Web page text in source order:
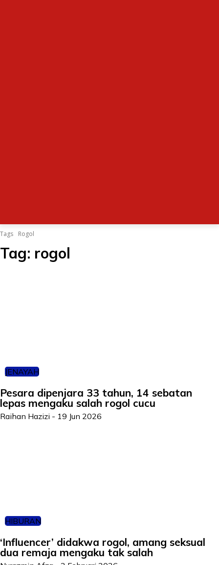
Tags Rogol
Tag: rogol
JENAYAH
Pesara dipenjara 33 tahun, 14 sebatan
lepas mengaku salah rogol cucu
Raihan Hazizi - 19 Jun 2026
HIBURAN
‘Influencer’ didakwa rogol, amang seksual
dua remaja mengaku tak salah